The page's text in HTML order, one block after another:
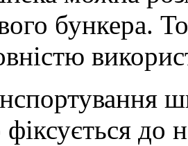
бункера.
до